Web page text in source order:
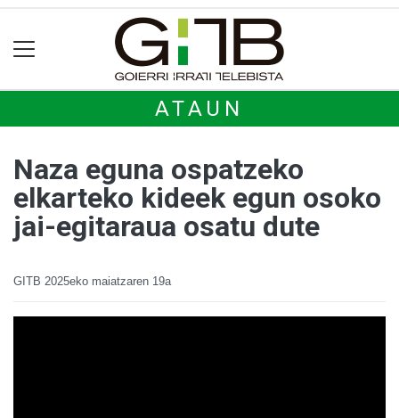
ATAUN
Naza eguna ospatzeko
elkarteko kideek egun osoko
jai-egitaraua osatu dute
GITB 2025eko maiatzaren 19a